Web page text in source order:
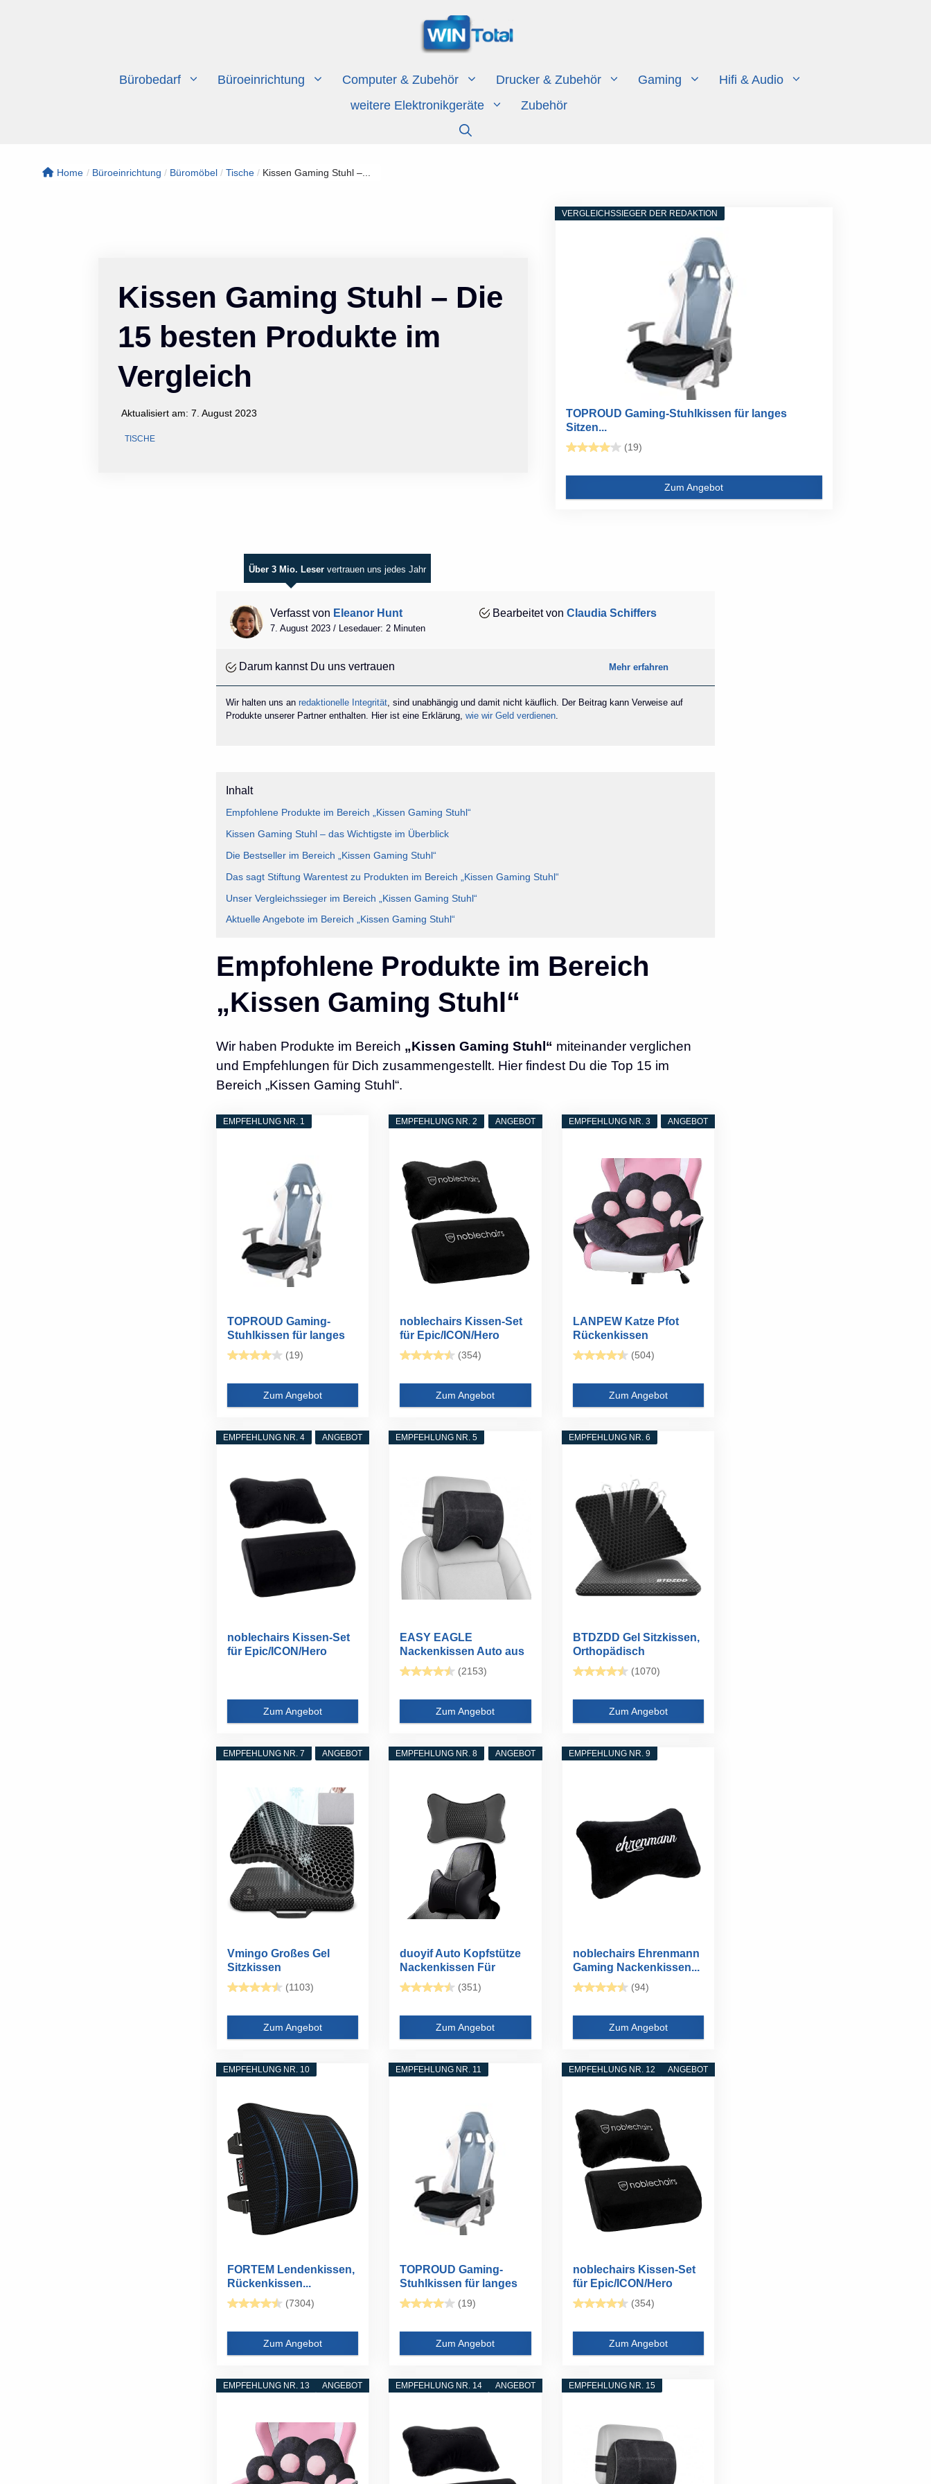
Bürobedarf Büroeinrichtung Computer & Zubehör Drucker & Zubehör Gaming
Hifi & Audio
weitere Elektronikgeräte
Zubehör
Home / Büroeinrichtung / Büromöbel / Tische / Kissen Gaming Stuhl –...
Kissen Gaming Stuhl – Die
15 besten Produkte im
Vergleich
Aktualisiert am:7. August 2023
TISCHE
VERGLEICHSSIEGER DER REDAKTION
TOPROUD Gaming-Stuhlkissen für langes
Sitzen...
(19)
Zum Angebot
Über 3 Mio. Leser vertrauen uns jedes Jahr
Verfasst von Eleanor Hunt
7. August 2023 / Lesedauer: 2 Minuten
Bearbeitet von Claudia Schiffers
Darum kannst Du uns vertrauen Mehr erfahren
Wir halten uns anredaktionelle Integrität, sind unabhängig und damit nicht käuflich. Der Beitrag kann Verweise auf
Produkte unserer Partner enthalten. Hier ist eine Erklärung,wie wir Geld verdienen.
Inhalt
Empfohlene Produkte im Bereich „Kissen Gaming Stuhl“
Kissen Gaming Stuhl – das Wichtigste im Überblick
Die Bestseller im Bereich „Kissen Gaming Stuhl“
Das sagt Stiftung Warentest zu Produkten im Bereich „Kissen Gaming Stuhl“
Unser Vergleichssieger im Bereich „Kissen Gaming Stuhl“
Aktuelle Angebote im Bereich „Kissen Gaming Stuhl“
Empfohlene Produkte im Bereich
„Kissen Gaming Stuhl“
Wir haben Produkte im Bereich „Kissen Gaming Stuhl“ miteinander verglichen
und Empfehlungen für Dich zusammengestellt. Hier findest Du die Top 15 im
Bereich „Kissen Gaming Stuhl“.
EMPFEHLUNG NR. 1
TOPROUD Gaming-
Stuhlkissen für langes
Sitzen...
(19)
Zum Angebot
ANGEBOT
EMPFEHLUNG NR. 2
noblechairs Kissen-Set
für Epic/ICON/Hero
Gaming...
(354)
Zum Angebot
ANGEBOT
EMPFEHLUNG NR. 3
LANPEW Katze Pfot
Rückenkissen
Sitzkissen Cute...
(504)
Zum Angebot
ANGEBOT
EMPFEHLUNG NR. 4
noblechairs Kissen-Set
für Epic/ICON/Hero
Zum Angebot
EMPFEHLUNG NR. 5
EASY EAGLE
Nackenkissen Auto aus
Wildleder und...
(2153)
Zum Angebot
EMPFEHLUNG NR. 6
BTDZDD Gel Sitzkissen,
Orthopädisch
Doppelschicht...
(1070)
Zum Angebot
ANGEBOT
EMPFEHLUNG NR. 7
Vmingo Großes Gel
Sitzkissen
Orthopädisch...
(1103)
Zum Angebot
ANGEBOT
EMPFEHLUNG NR. 8
duoyif Auto Kopfstütze
Nackenkissen Für
Auto...
(351)
Zum Angebot
EMPFEHLUNG NR. 9
noblechairs Ehrenmann
Gaming Nackenkissen...
(94)
Zum Angebot
EMPFEHLUNG NR. 10
FORTEM Lendenkissen,
Rückenkissen...
(7304)
Zum Angebot
EMPFEHLUNG NR. 11
TOPROUD Gaming-
Stuhlkissen für langes
Sitzen...
(19)
Zum Angebot
ANGEBOT
EMPFEHLUNG NR. 12
noblechairs Kissen-Set
für Epic/ICON/Hero
Gaming...
(354)
Zum Angebot
ANGEBOT
EMPFEHLUNG NR. 13 ANGEBOT
EMPFEHLUNG NR. 14 EMPFEHLUNG NR. 15